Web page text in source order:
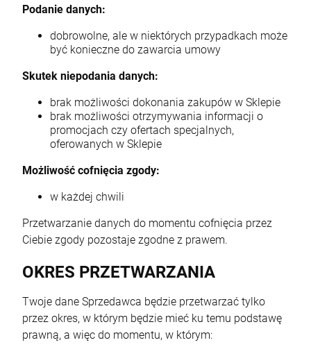
Podanie danych:
dobrowolne, ale w niektórych przypadkach może
być konieczne do zawarcia umowy
Skutek niepodania danych:
brak możliwości dokonania zakupów w Sklepie
brak możliwości otrzymywania informacji o
promocjach czy ofertach specjalnych,
oferowanych w Sklepie
Możliwość cofnięcia zgody:
w każdej chwili
Przetwarzanie danych do momentu cofnięcia przez
Ciebie zgody pozostaje zgodne z prawem.
OKRES PRZETWARZANIA
Twoje dane Sprzedawca będzie przetwarzać tylko
przez okres, w którym będzie mieć ku temu podstawę
prawną, a więc do momentu, w którym: